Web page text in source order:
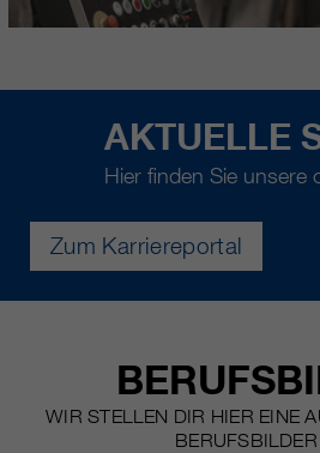
AKTUELLE
Hier finden Sie unsere
Zum Karriereportal
WIR STELLEN DIR HIER EINE